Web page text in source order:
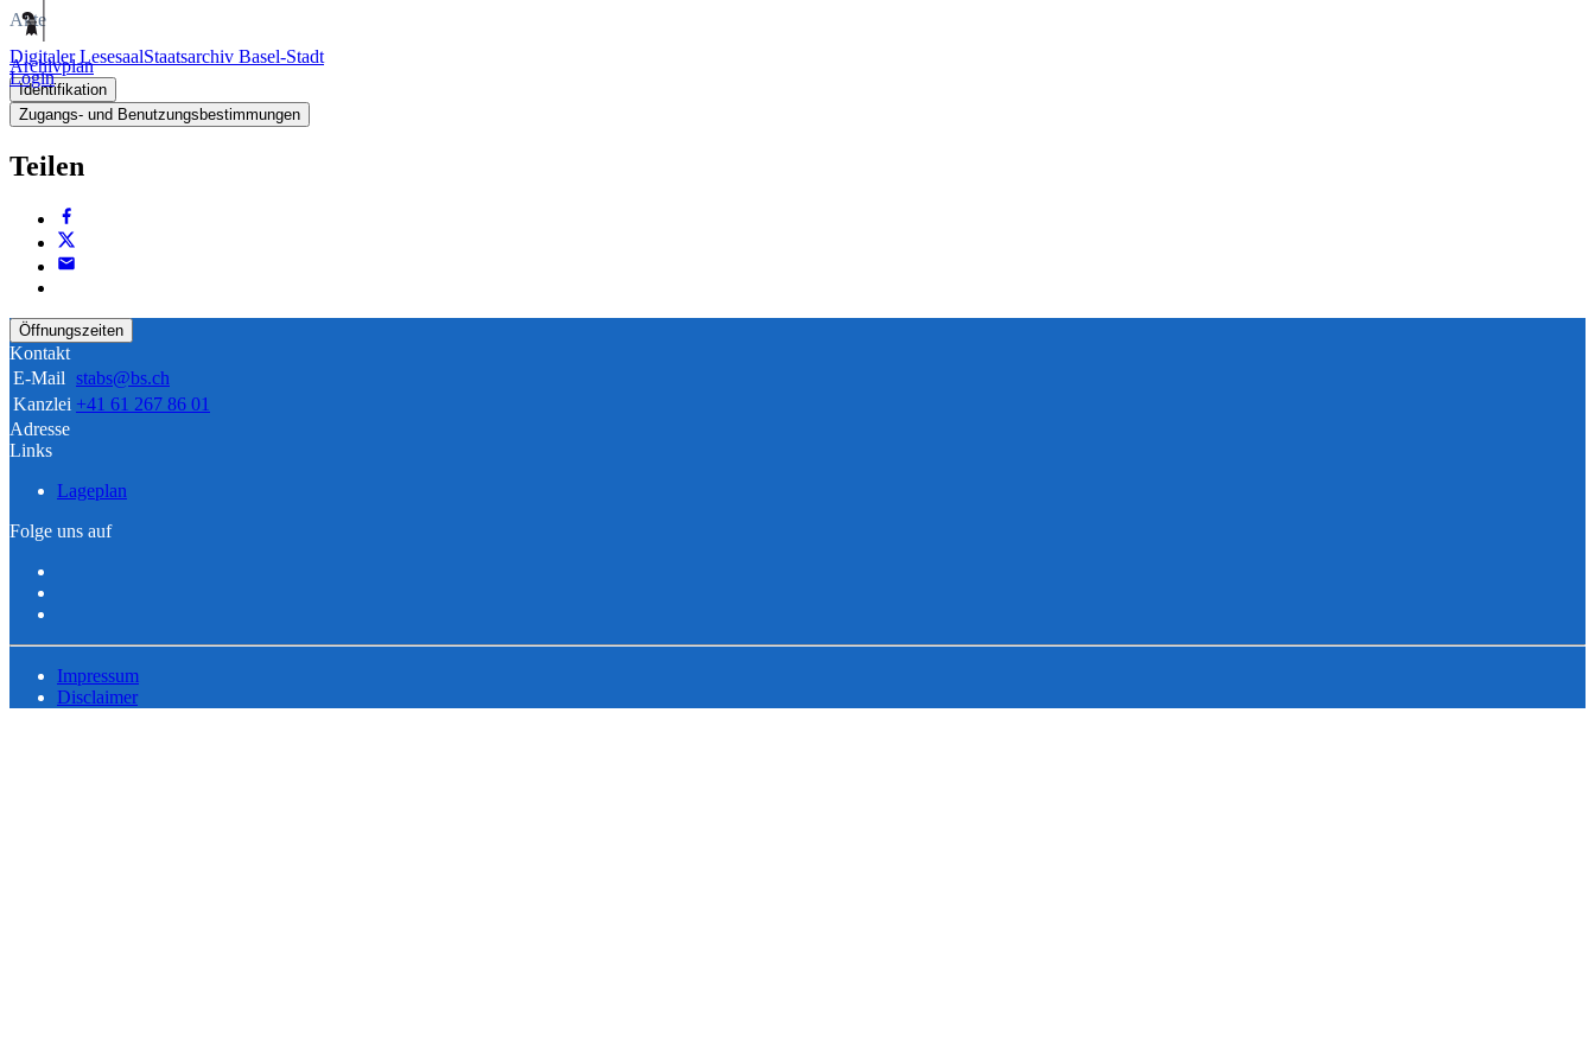
Digitaler LesesaalStaatsarchiv Basel-Stadt
Login
Akte
Archivplan
Identifikation
Zugangs- und Benutzungsbestimmungen
Teilen
Öffnungszeiten
Kontakt
E-Mail stabs@bs.ch
Kanzlei +41 61 267 86 01
Adresse
Links
Lageplan
Folge uns auf
Impressum
Disclaimer